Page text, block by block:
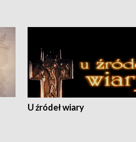
U źródeł wiary